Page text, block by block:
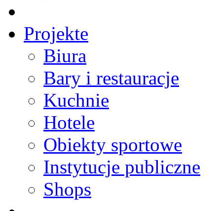
Projekte
Biura
Bary i restauracje
Kuchnie
Hotele
Obiekty sportowe
Instytucje publiczne
Shops